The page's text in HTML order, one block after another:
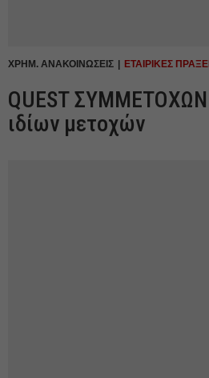
ΧΡΗΜ. ΑΝΑΚΟΙΝΩΣΕΙΣ ΕΤΑΙΡΙΚΕΣ
QUEST
ιδίων μετοχών